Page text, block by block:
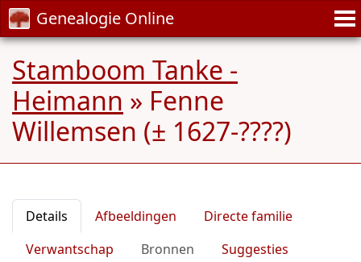
Genealogie Online
Stamboom Tanke -
Heimann » Fenne
Willemsen (± 1627-????)
Details Afbeeldingen
Directe familie
Verwantschap
Bronnen
Suggesties